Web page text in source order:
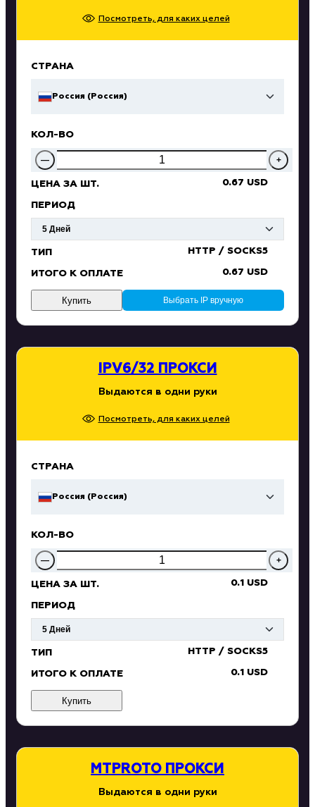
Посмотреть, для каких целей
СТРАНА
Россия (Россия)
КОЛ-ВО
— +
ЦЕНА ЗА ШТ. 0.67 USD
ПЕРИОД
ТИП HTTP / SOCKS5
ИТОГО К ОПЛАТЕ 0.67 USD
Выбрать IP вручную
Купить
IPV6/32 ПРОКСИ
Выдаются в одни руки
Посмотреть, для каких целей
СТРАНА
Россия (Россия)
КОЛ-ВО
— +
ЦЕНА ЗА ШТ. 0.1 USD
ПЕРИОД
ТИП HTTP / SOCKS5
ИТОГО К ОПЛАТЕ 0.1 USD
Купить
MTPROTO ПРОКСИ
Выдаются в одни руки